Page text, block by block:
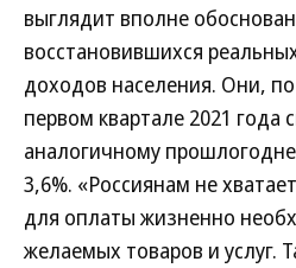
выглядит вполне
восстановившихся
доходов населения. Они,
первом квартале 2021 года
аналогичному
3,6%. «Россиянам не
для оплаты жизненно
желаемых товаров и услуг.